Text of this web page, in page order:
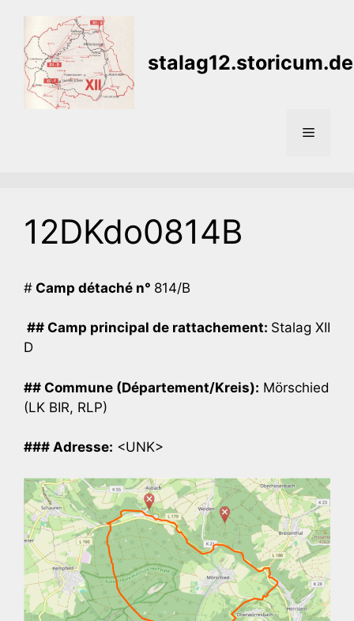
contenu
stalag12.storicum.de
Menu
12DKdo0814B
# Camp détaché n° 814/B
## Camp principal de rattachement: Stalag XII
D
## Commune (Département/Kreis): Mörschied
(LK BIR, RLP)
### Adresse: <UNK>